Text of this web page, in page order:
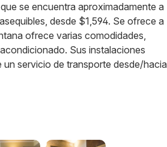
se encuentra aproximadamente a
desde $1,594. Se ofrece a
ofrece varias comodidades,
Sus instalaciones
servicio de transporte desde/hacia